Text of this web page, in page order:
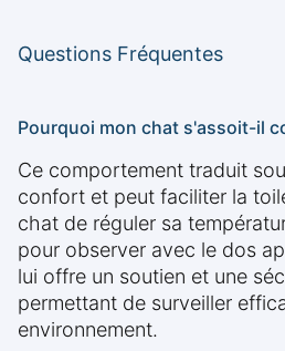
Questions Fréquentes
Pourquoi mon chat s'assoit-il
Ce comportement traduit
confort et peut faciliter la
chat de réguler sa
pour observer avec le dos
lui offre un soutien et une
permettant de surveiller
environnement.